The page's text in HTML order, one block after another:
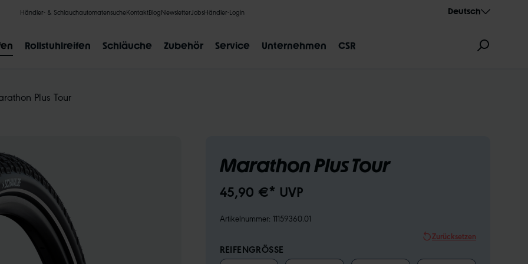
Händler- & SchlauchautomatensucheKontaktBlogNewsletter JobsHändler-Login Deutsch
Rollstuhlreifen Schläuche Zubehör Service Unternehmen CSR
CLIK VALVE
Plus Tour
Marathon Plus Tour
45,90 €* UVP
Artikelnummer: 11159360.01
Zurücksetzen
REIFENGRÖSSE